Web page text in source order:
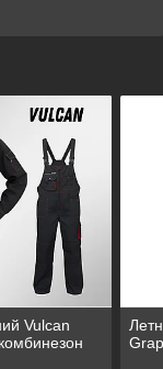
Vulcan